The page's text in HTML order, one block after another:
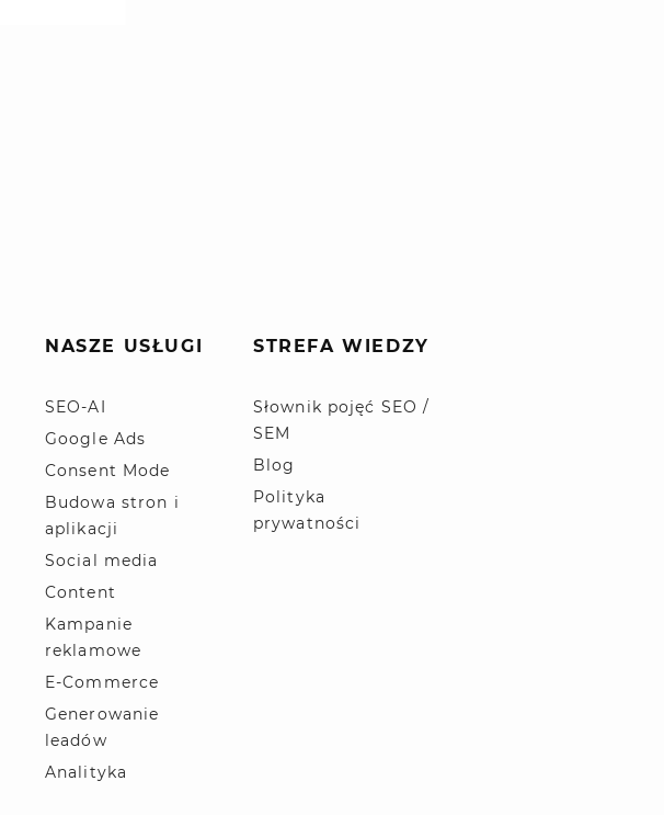
NASZE USŁUGI
SEO-AI
Google Ads
Consent Mode
Budowa stron i
aplikacji
Social media
Content
Kampanie
reklamowe
E-Commerce
Generowanie
leadów
Analityka
STREFA WIEDZY
Słownik pojęć SEO /
SEM
Blog
Polityka
prywatności